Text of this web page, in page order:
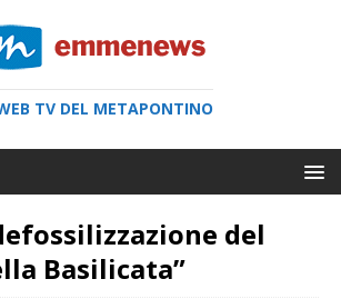
TV DEL METAPONTINO
del
Basilicata”